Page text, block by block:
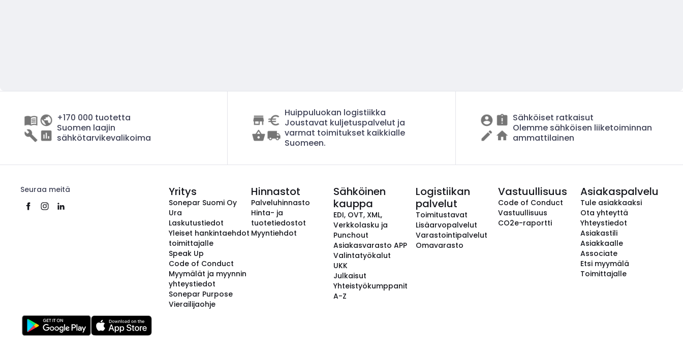
+170 000 tuotetta
Suomen laajin
sähkötarvikevalikoima
Huippuluokan logistiikka
Joustavat kuljetuspalvelut ja
varmat toimitukset kaikkialle
Suomeen.
Sähköiset ratkaisut
Olemme sähköisen liiketoiminnan
ammattilainen
Seuraa meitä Yritys
Sonepar Suomi Oy
Ura
Laskutustiedot
Yleiset hankintaehdot
toimittajalle
Speak Up
Code of Conduct
Myymälät ja myynnin
yhteystiedot
Sonepar Purpose
Vierailijaohje
Hinnastot
Palveluhinnasto
Hinta- ja
tuotetiedostot
Myyntiehdot
Sähköinen
kauppa
EDI, OVT, XML,
Verkkolasku ja
Punchout
Asiakasvarasto APP
Valintatyökalut
UKK
Julkaisut
Yhteistyökumppanit
A-Z
Logistiikan
palvelut
Toimitustavat
Lisäarvopalvelut
Varastointipalvelut
Omavarasto
Vastuullisuus
Code of Conduct
Vastuullisuus
CO2e-raportti
Asiakaspalvelu
Tule asiakkaaksi
Ota yhteyttä
Yhteystiedot
Asiakastili
Asiakkaalle
Associate
Etsi myymälä
Toimittajalle